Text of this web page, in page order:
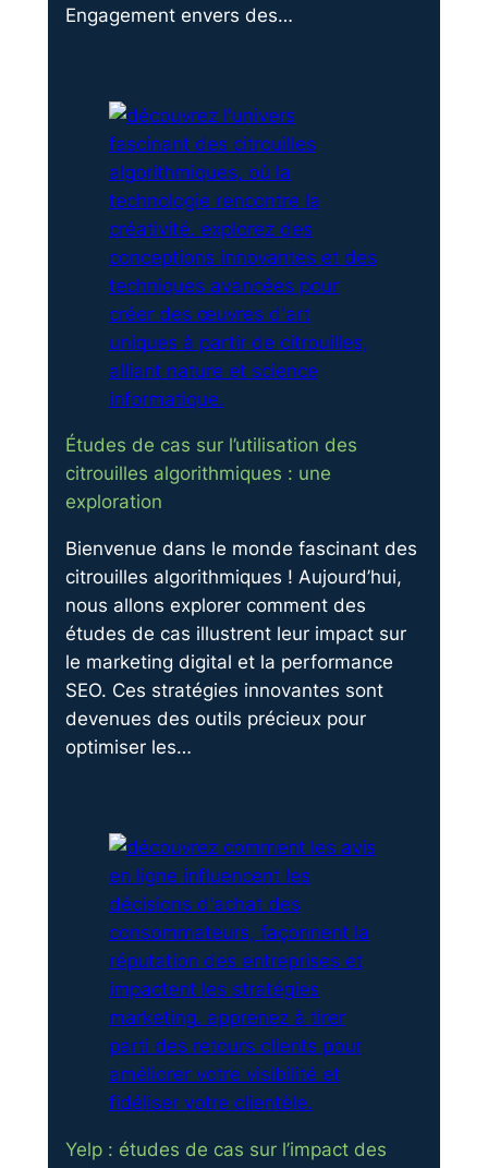
Engagement envers des…
Études de cas sur l’utilisation des
citrouilles algorithmiques : une
exploration
Bienvenue dans le monde fascinant des
citrouilles algorithmiques ! Aujourd’hui,
nous allons explorer comment des
études de cas illustrent leur impact sur
le marketing digital et la performance
SEO. Ces stratégies innovantes sont
devenues des outils précieux pour
optimiser les…
Yelp : études de cas sur l’impact des